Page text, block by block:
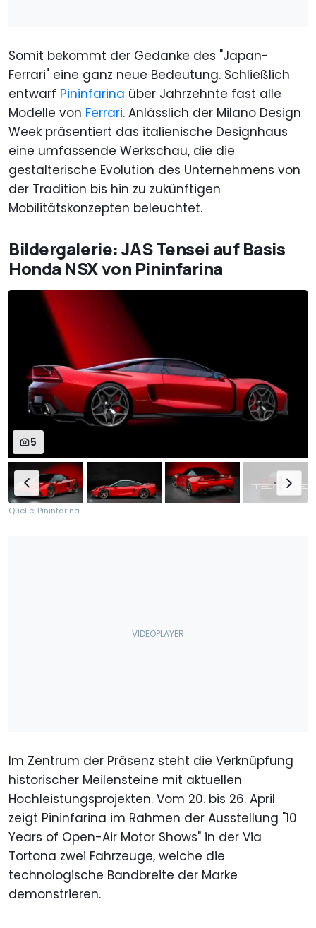
Somit bekommt der Gedanke des "Japan-
Ferrari" eine ganz neue Bedeutung. Schließlich
entwarf Pininfarina über Jahrzehnte fast alle
Modelle von Ferrari. Anlässlich der Milano Design
Week präsentiert das italienische Designhaus
eine umfassende Werkschau, die die
gestalterische Evolution des Unternehmens von
der Tradition bis hin zu zukünftigen
Mobilitätskonzepten beleuchtet.
Bildergalerie: JAS Tensei auf Basis
Honda NSX von Pininfarina
5
Quelle: Pininfarina
Im Zentrum der Präsenz steht die Verknüpfung
historischer Meilensteine mit aktuellen
Hochleistungsprojekten. Vom 20. bis 26. April
zeigt Pininfarina im Rahmen der Ausstellung "10
Years of Open-Air Motor Shows" in der Via
Tortona zwei Fahrzeuge, welche die
technologische Bandbreite der Marke
demonstrieren.